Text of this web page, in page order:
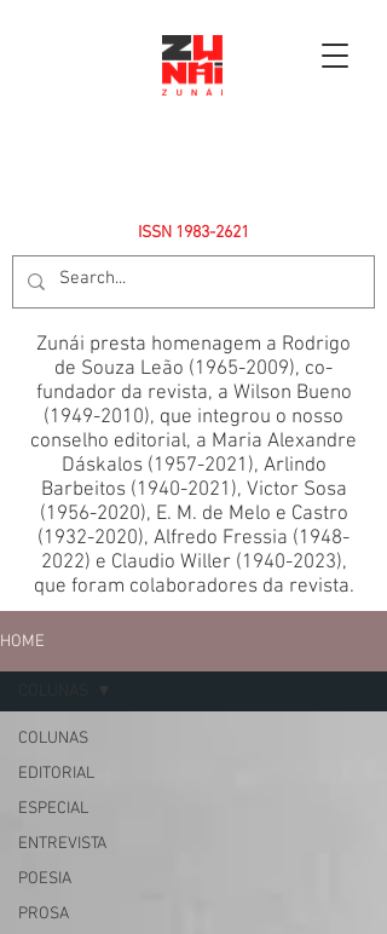
ISSN 1983-2621
Zunái presta homenagem a Rodrigo
de Souza Leão (1965-2009), co-
fundador da revista, a Wilson Bueno
(1949-2010), que integrou o nosso
conselho editorial, a Maria Alexandre
Dáskalos (1957-2021), Arlindo
Barbeitos (1940-2021), Victor Sosa
(1956-2020), E. M. de Melo e Castro
(1932-2020), Alfredo Fressia (1948-
2022) e Claudio Willer (1940-2023),
que foram colaboradores da revista.
HOME
COLUNAS
EDITORIAL
ESPECIAL
ENTREVISTA
POESIA
PROSA